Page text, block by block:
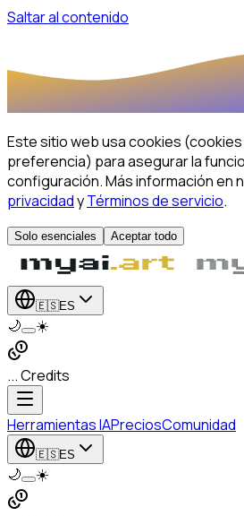
Saltar al contenido
Este sitio web usa cookies
preferencia) para asegurar la
configuración.Más información en
privacidadyTérminos de servicio.
Solo esenciales Aceptar todo
🇪🇸ES
🌙 ☀️
... Credits
Herramientas IAPreciosComunidad
🇪🇸ES
🌙 ☀️